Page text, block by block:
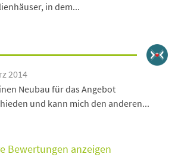
in dem...
2014
Neubau für das Angebot
und kann mich den anderen...
Bewertungen anzeigen